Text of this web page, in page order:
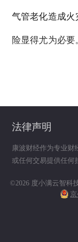
气管老化造成
险显得尤为必
面，除了涵盖房
损失之外，还包
市多家财险公司
法律声明
康波财经作为专业财
或任何交易提供任何
链接）仅供参考（如
为任何法律文件，
©2026 度小满云智科